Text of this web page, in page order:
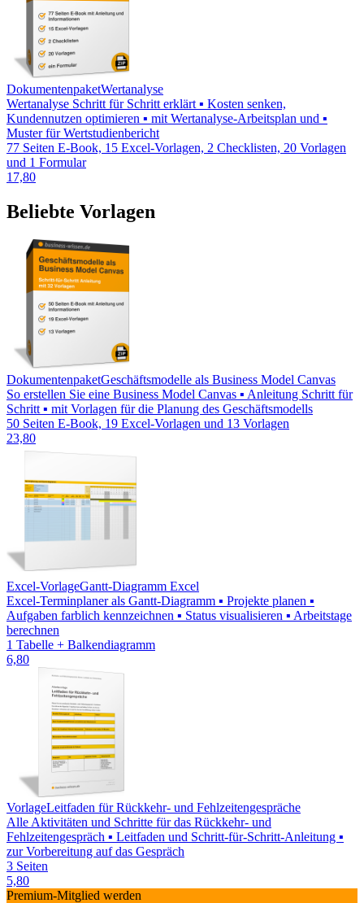
DokumentenpaketWertanalyse
Wertanalyse Schritt für Schritt erklärt ▪ Kosten senken,
Kundennutzen optimieren ▪ mit Wertanalyse-Arbeitsplan und ▪
Muster für Wertstudienbericht
77 Seiten E-Book, 15 Excel-Vorlagen, 2 Checklisten, 20 Vorlagen
und 1 Formular
17,80
Beliebte Vorlagen
DokumentenpaketGeschäftsmodelle als Business Model Canvas
So erstellen Sie eine Business Model Canvas ▪ Anleitung Schritt für
Schritt ▪ mit Vorlagen für die Planung des Geschäftsmodells
50 Seiten E-Book, 19 Excel-Vorlagen und 13 Vorlagen
23,80
Excel-VorlageGantt-Diagramm Excel
Excel-Terminplaner als Gantt-Diagramm ▪ Projekte planen ▪
Aufgaben farblich kennzeichnen ▪ Status visualisieren ▪ Arbeitstage
berechnen
1 Tabelle + Balkendiagramm
6,80
VorlageLeitfaden für Rückkehr- und Fehlzeitengespräche
Alle Aktivitäten und Schritte für das Rückkehr- und
Fehlzeitengespräch ▪ Leitfaden und Schritt-für-Schritt-Anleitung ▪
zur Vorbereitung auf das Gespräch
3 Seiten
5,80
Premium-Mitglied werden